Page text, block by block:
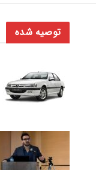
توصیه شده